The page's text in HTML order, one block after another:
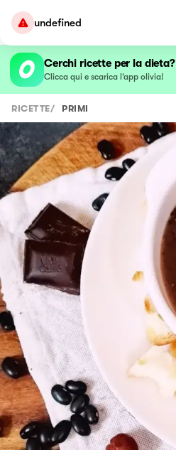
undefined
Cerchi ricette per la dieta?
Clicca qui e scarica l’app olivia!
RICETTE/ PRIMI